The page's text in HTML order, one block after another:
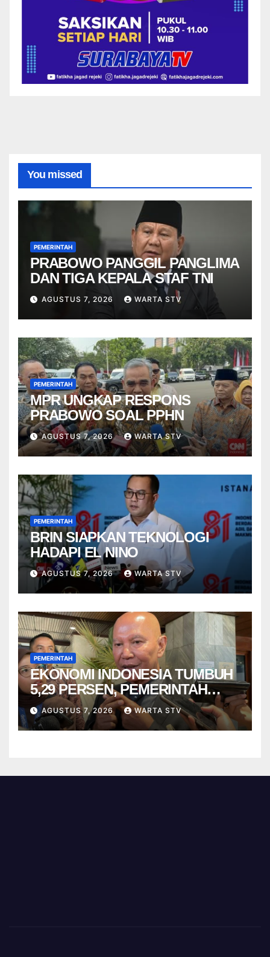
You missed
PEMERINTAH
PRABOWO PANGGIL PANGLIMA
DAN TIGA KEPALA STAF TNI
AGUSTUS 7, 2026 WARTA STV
PEMERINTAH
MPR UNGKAP RESPONS
PRABOWO SOAL PPHN
AGUSTUS 7, 2026 WARTA STV
PEMERINTAH
BRIN SIAPKAN TEKNOLOGI
HADAPI EL NINO
AGUSTUS 7, 2026 WARTA STV
PEMERINTAH
EKONOMI INDONESIA TUMBUH
5,29 PERSEN, PEMERINTAH
DIMINTA TAK CEPAT PUAS
AGUSTUS 7, 2026 WARTA STV